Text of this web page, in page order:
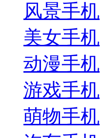
风景手机
美女手机
动漫手机
游戏手机
萌物手机